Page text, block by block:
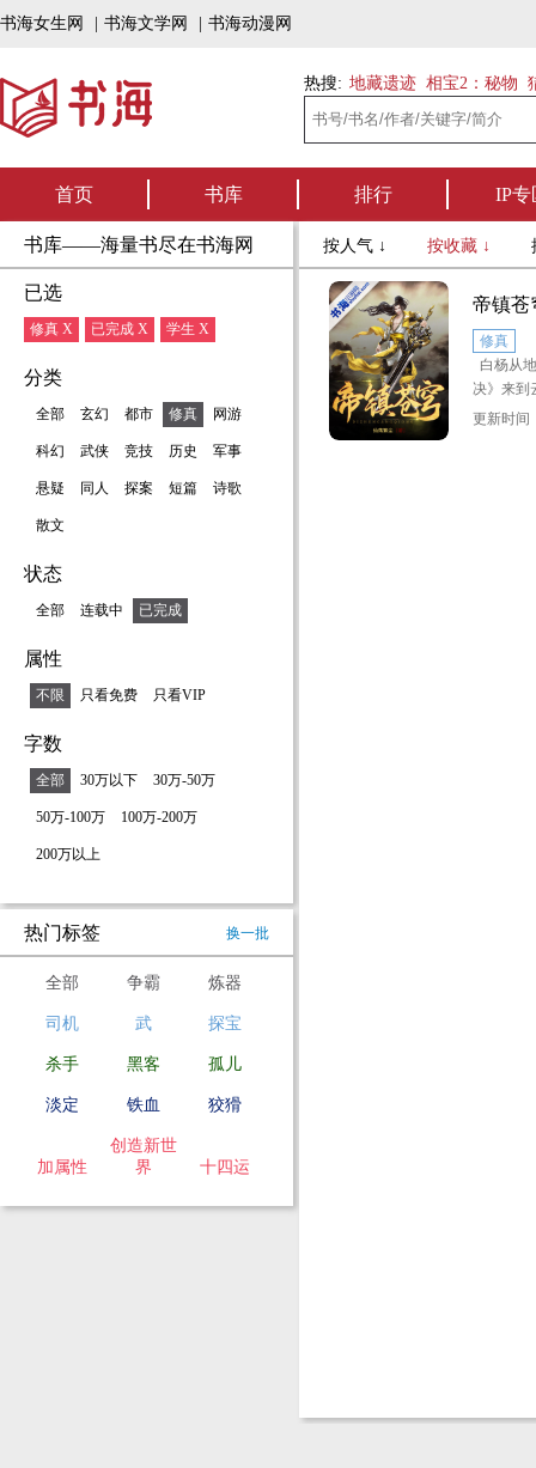
书海女生网 书海文学网 书海动漫网
热搜: 地藏遗迹 相宝2：秘物
首页 书库 排行 IP专
书库——海量书尽在书海网
已选
修真 X 已完成 X 学生 X
分类
全部 玄幻 都市 修真 网游
科幻 武侠 竞技 历史 军事
悬疑 同人 探案 短篇 诗歌
散文
状态
全部 连载中 已完成
属性
不限 只看免费 只看VIP
字数
全部 30万以下 30万-50万
50万-100万 100万-200万
200万以上
热门标签 换一批
全部 争霸 炼器
司机 武 探宝
杀手 黑客 孤儿
淡定 铁血 狡猾
加属性
创造新世
界
十四运
按人气 ↓ 按收藏 ↓
帝镇苍
修真
白杨从
决》来到
小山村中
更新时间